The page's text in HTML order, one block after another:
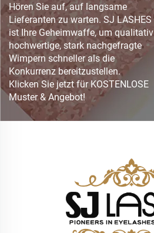
Hören Sie auf, auf langsame
Lieferanten zu warten. SJ LASHES
ist Ihre Geheimwaffe, um qualitativ
hochwertige, stark nachgefragte
Wimpern schneller als die
Konkurrenz bereitzustellen.
Klicken Sie jetzt für KOSTENLOSE
Muster & Angebot!